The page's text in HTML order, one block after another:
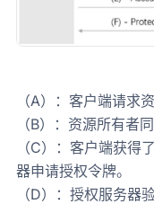
（A）：客户端请求
（B）：资源所有者
（C）：客户端获得
器申请授权令牌。
（D）：授权服务器